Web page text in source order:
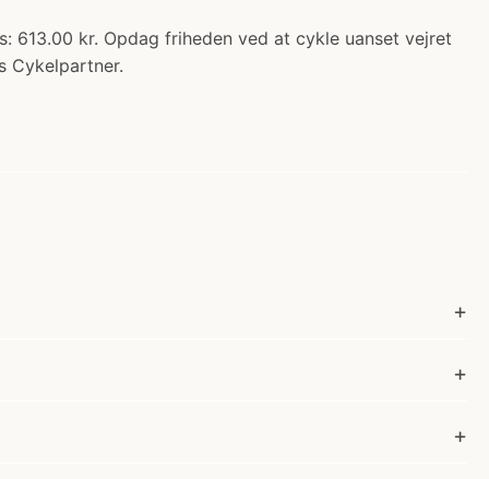
613.00 kr. Opdag friheden ved at cykle uanset vejret
Cykelpartner.